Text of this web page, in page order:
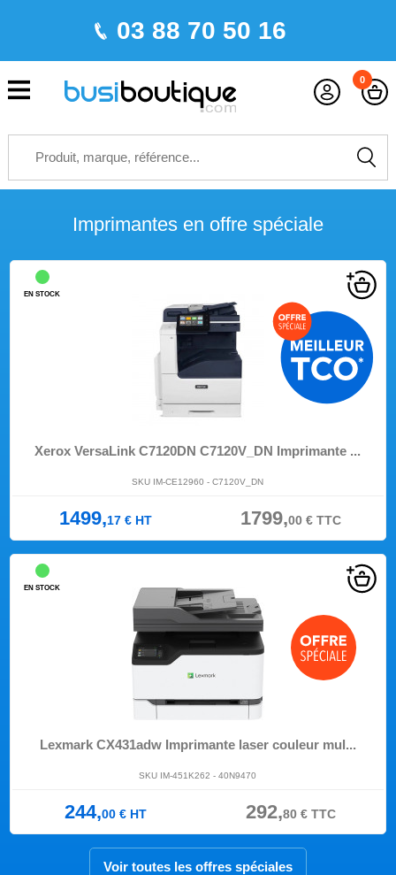
03 88 70 50 16
0
Imprimantes en offre spéciale
Xerox VersaLink C7120DN C7120V_DN Imprimante ...
SKU IM-CE12960 - C7120V_DN
1499,17€HT 1799,00€TTC
EN STOCK
Lexmark CX431adw Imprimante laser couleur mul...
SKU IM-451K262 - 40N9470
244,00€HT 292,80€TTC
EN STOCK
Voir toutes les offres spéciales